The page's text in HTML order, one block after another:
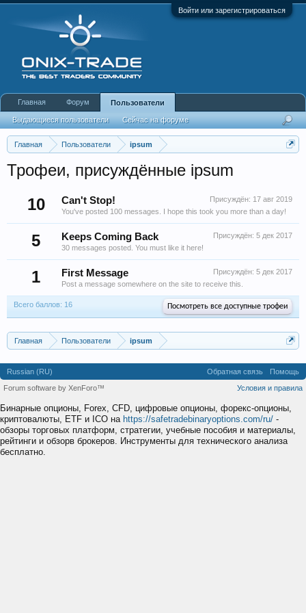
Войти или зарегистрироваться
Главная Пользователи ipsum
Трофеи, присуждённые ipsum
10
Присуждён: 17 авг 2019
Can't Stop!
You've posted 100 messages. I hope this took you more than a day!
5 Присуждён: 5 дек 2017
Keeps Coming Back
30 messages posted. You must like it here!
1 Присуждён: 5 дек 2017
First Message
Post a message somewhere on the site to receive this.
Всего баллов: 16 Посмотреть все доступные трофеи
Главная Пользователи ipsum
Главная Форум Пользователи
Выдающиеся пользователи Сейчас на форуме
Недавняя активность Новые сообщения профиля
Russian (RU) Обратная связь
Помощь
Условия и правила
Forum software by XenForo™
Бинарные опционы, Forex, CFD, цифровые опционы, форекс-опционы,
криптовалюты, ETF и ICO на https://safetradebinaryoptions.com/ru/ -
обзоры торговых платформ, стратегии, учебные пособия и материалы,
рейтинги и обзорв брокеров. Инструменты для технического анализа
бесплатно.